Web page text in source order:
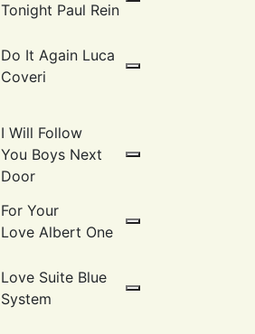
Tonight Paul Rein
Do It Again Luca
Coveri
I Will Follow
You Boys Next
Door
For Your
Love Albert One
Love Suite Blue
System